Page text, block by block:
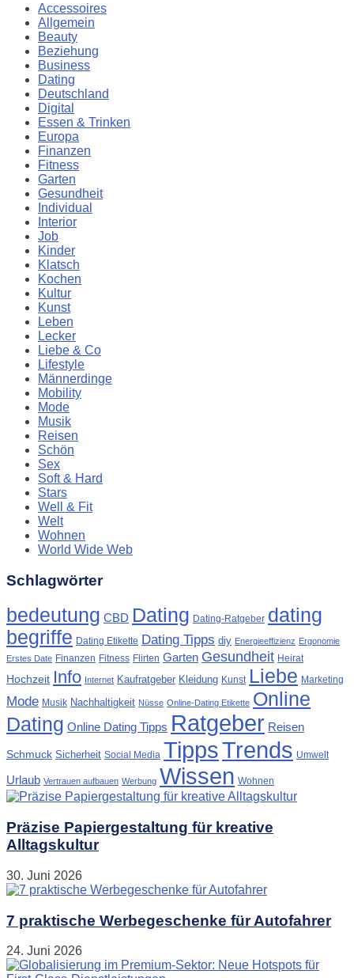
Accessoires
Allgemein
Beauty
Beziehung
Business
Dating
Deutschland
Digital
Essen & Trinken
Europa
Finanzen
Fitness
Garten
Gesundheit
Individual
Interior
Job
Kinder
Klatsch
Kochen
Kultur
Kunst
Leben
Lecker
Liebe & Co
Lifestyle
Männerdinge
Mobility
Mode
Musik
Reisen
Schön
Sex
Soft & Hard
Stars
Well & Fit
Welt
Wohnen
World Wide Web
Schlagwörter
bedeutung CBD Dating Dating-Ratgeber dating
begriffe Dating Etikette Dating Tipps diy Energieeffizienz Ergonomie
Erstes Date Finanzen Fitness Flirten Garten Gesundheit Heirat
Hochzeit Info Internet Kaufratgeber Kleidung Kunst Liebe Marketing
Mode Musik Nachhaltigkeit Nüsse Online-Dating Etikette Online
Dating Online Dating Tipps Ratgeber Reisen
Schmuck Sicherheit Social Media TippsTrends Umwelt
Urlaub Vertrauen aufbauen Werbung Wissen Wohnen
Präzise Papiergestaltung für kreative
Alltagskultur
30. Juni 2026
7 praktische Werbegeschenke für Autofahrer
24. Juni 2026